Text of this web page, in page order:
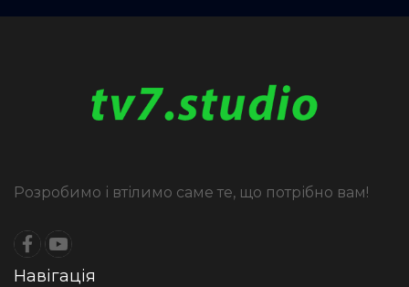
Розробимо і втілимо саме те, що потрібно вам!
Навігація